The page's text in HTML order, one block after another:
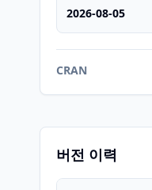
2026-08-05
CRAN
버전 이력